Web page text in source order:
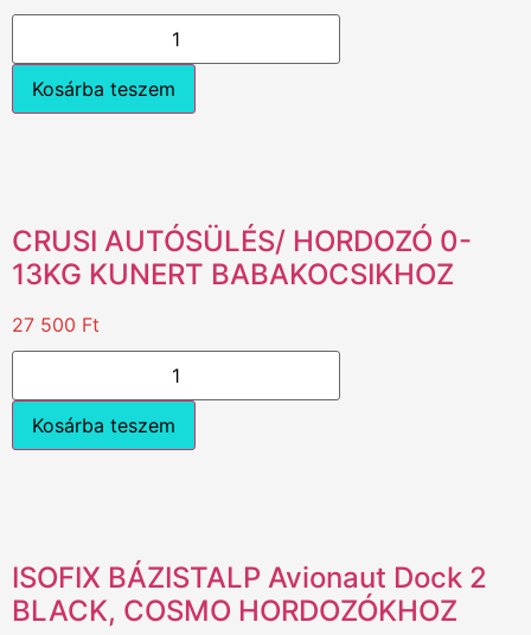
Kosárba teszem
CRUSI AUTÓSÜLÉS/ HORDOZÓ 0-
13KG KUNERT BABAKOCSIKHOZ
27 500 Ft
Kosárba teszem
ISOFIX BÁZISTALP Avionaut Dock 2
BLACK, COSMO HORDOZÓKHOZ